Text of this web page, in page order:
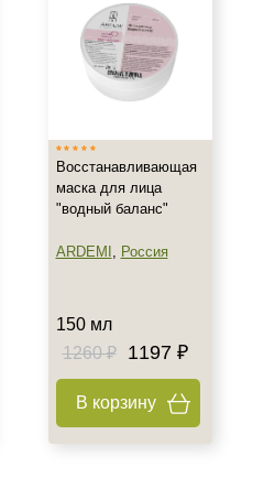
Восстанавливающая
маска для лица
"водный баланс"
ARDEMI , Россия
150 мл
1260 ₽
1197 ₽
В корзину